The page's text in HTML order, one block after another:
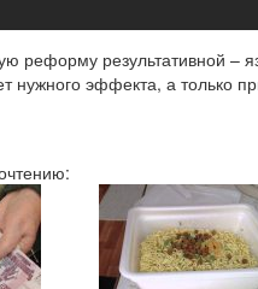
реформу результативной –
нужного эффекта, а только